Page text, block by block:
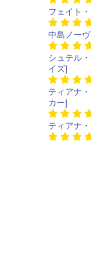
フェイト
中島ノー
シュテル
イズ]
ティアナ
カー]
ティアナ